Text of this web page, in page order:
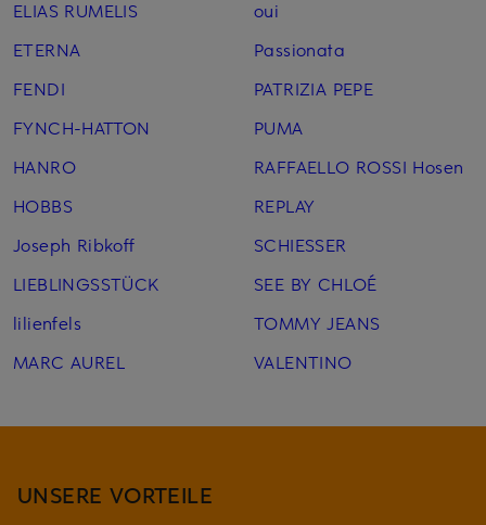
ELIAS RUMELIS
ETERNA
FENDI
FYNCH-HATTON
HANRO
HOBBS
Joseph Ribkoff
LIEBLINGSSTÜCK
lilienfels
MARC AUREL
oui
Passionata
PATRIZIA PEPE
PUMA
RAFFAELLO ROSSI Hosen
REPLAY
SCHIESSER
SEE BY CHLOÉ
TOMMY JEANS
VALENTINO
UNSERE VORTEILE